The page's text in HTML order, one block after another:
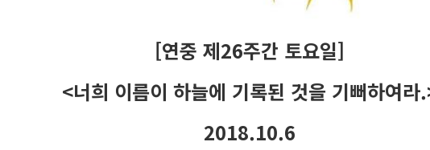
[연중 제26주간 토요일]
<너희 이름이 하늘에 기록된 것을 기뻐하여라
2018.10.6